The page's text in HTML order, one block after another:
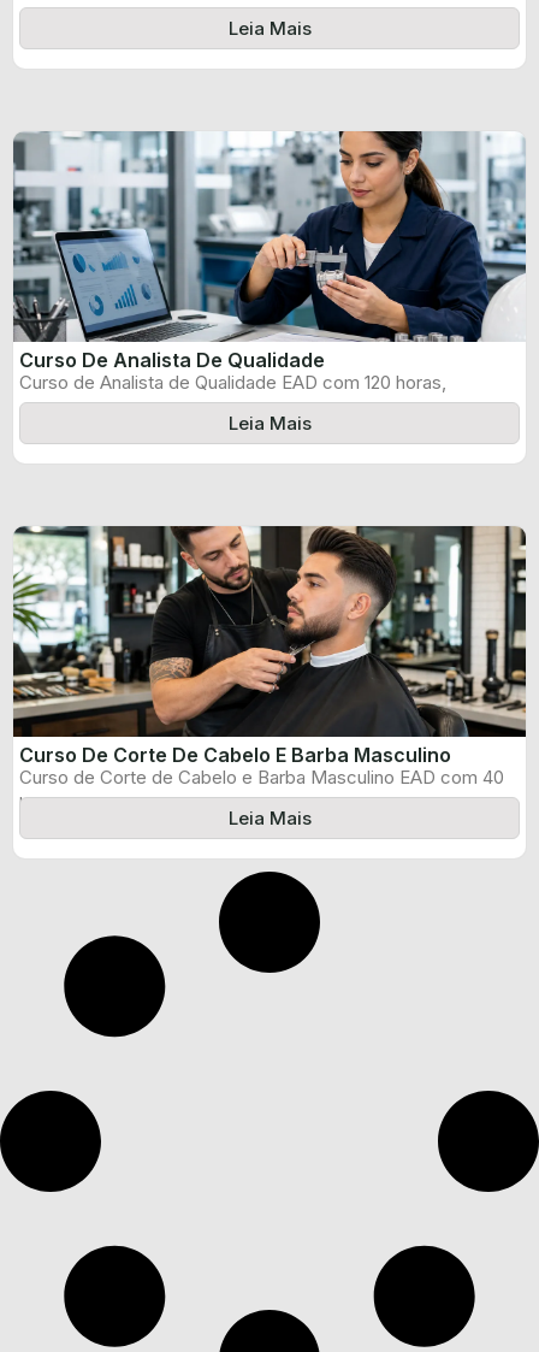
certificado informado pelo produtor e ...
Leia Mais
Curso De Analista De Qualidade
Curso de Analista de Qualidade EAD com 120 horas,
certificado informado pelo produtor ...
Leia Mais
Curso De Corte De Cabelo E Barba Masculino
Curso de Corte de Cabelo e Barba Masculino EAD com 40
horas, certificado ...
Leia Mais